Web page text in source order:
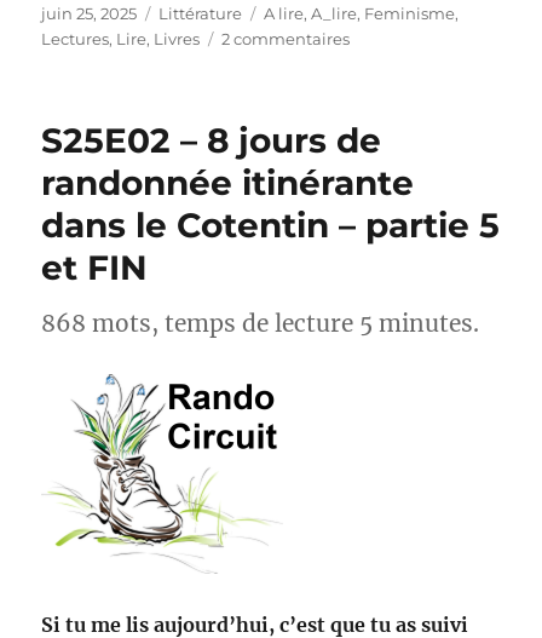
Publié
le
juin 25, 2025 Catégories
Littérature Étiquettes
A lire,A_lire, Feminisme,
Lectures, Lire, Livres 2 commentairessur
femmes
marchent
de
Annabel
S25E02 – 8 jours de
randonnée itinérante
dans le Cotentin – partie 5
et FIN
868 mots, temps de lecture 5 minutes.
Si tu me lis aujourd’hui, c’est que tu as suivi